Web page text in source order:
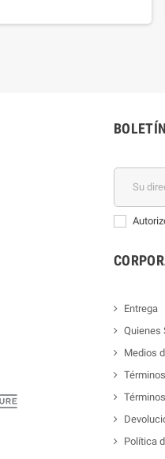
BOLETÍN
Entrega
Quienes
Medios
Política